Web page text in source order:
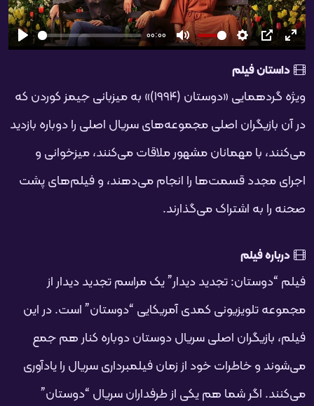
شروع
00:00
بی‌صدا تنظیمات
PIP تمام
داستان فیلم
ویژه گردهمایی «دوستان (1994)» به میزبانی جیمز کوردن که
در آن بازیگران اصلی مجموعه‌های سریال اصلی را دوباره بازدید
می‌کنند، با مهمانان مشهور ملاقات می‌کنند، میزخوانی و
اجرای مجدد قسمت‌ها را انجام می‌دهند، و فیلم‌های پشت
صحنه را به اشتراک می‌گذارند.
درباره فیلم
فیلم “دوستان: تجدید دیدار” یک مراسم تجدید دیدار از
مجموعه تلویزیونی کمدی آمریکایی “دوستان” است. در این
فیلم، بازیگران اصلی سریال دوستان دوباره کنار هم جمع
می‌شوند و خاطرات خود از زمان فیلمبرداری سریال را یادآوری
می‌کنند. اگر شما هم یکی از طرفداران سریال “دوستان”